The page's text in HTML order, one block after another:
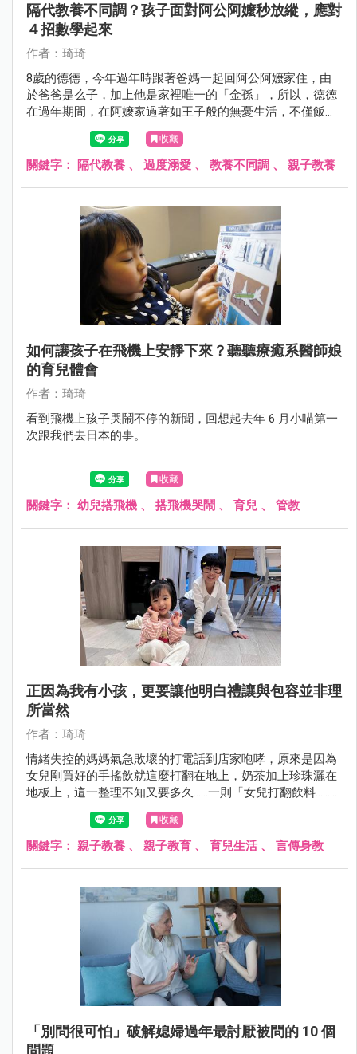
隔代教養不同調？孩子面對阿公阿嬤秒放縱，應對
４招數學起來
作者：琦琦
8歲的德德，今年過年時跟著爸媽一起回阿公阿嬤家住，由
於爸爸是么子，加上他是家裡唯一的「金孫」，所以，德德
在過年期間，在阿嬤家過著如王子般的無憂生活，不僅飯來
張口、茶來伸手，想吃橘子也有阿嬤幫忙剝......
收藏
關鍵字： 隔代教養 、 過度溺愛 、 教養不同調 、 親子教養
如何讓孩子在飛機上安靜下來？聽聽療癒系醫師娘
的育兒體會
作者：琦琦
看到飛機上孩子哭鬧不停的新聞，回想起去年 6 月小喵第一
次跟我們去日本的事。
收藏
關鍵字： 幼兒搭飛機 、 搭飛機哭鬧 、 育兒 、 管教
正因為我有小孩，更要讓他明白禮讓與包容並非理
所當然
作者：琦琦
情緒失控的媽媽氣急敗壞的打電話到店家咆哮，原來是因為
女兒剛買好的手搖飲就這麼打翻在地上，奶茶加上珍珠灑在
地板上，這一整理不知又要多久……一則「女兒打翻飲料......地
方媽媽要店員「來我家擦地板」不然公審店家 ......」的新聞遍
布新聞媒體。
收藏
關鍵字： 親子教養 、 親子教育 、 育兒生活、 言傳身教
「別問很可怕」破解媳婦過年最討厭被問的 10 個
問題